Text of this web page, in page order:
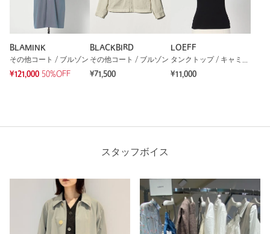
BLAMINK
その他コート / ブルゾン
¥121,000 50%OFF
BLACKBIRD
その他コート / ブルゾン
¥71,500
LOEFF
タンクトップ / キャミソール
¥11,000
スタッフボイス